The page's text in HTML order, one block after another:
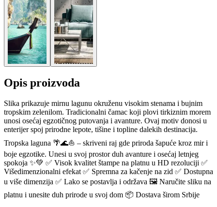
Opis proizvoda
Slika prikazuje mirnu lagunu okruženu visokim stenama i bujnim
tropskim zelenilom. Tradicionalni čamac koji plovi tirkiznim morem
unosi osećaj egzotičnog putovanja i avanture. Ovaj motiv donosi u
enterijer spoj prirodne lepote, tišine i topline dalekih destinacija.
Tropska laguna 🌴🌊⛵ – skriveni raj gde priroda šapuće kroz mir i
boje egzotike. Unesi u svoj prostor duh avanture i osećaj letnjeg
spokoja ✨💚 ✅ Visok kvalitet štampe na platnu u HD rezoluciji ✅
Višedimenzionalni efekat ✅ Spremna za kačenje na zid ✅ Dostupna
u više dimenzija ✅ Lako se postavlja i održava 🖼️ Naručite sliku na
platnu i unesite duh prirode u svoj dom 📦 Dostava širom Srbije